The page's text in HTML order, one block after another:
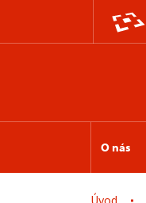
O nás